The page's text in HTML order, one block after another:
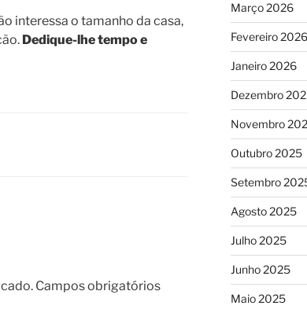
interessa o tamanho da casa,
Dedique-lhe tempo e
Campos obrigatórios
Março 2026
Fevereiro 2026
Janeiro 2026
Dezembro
Novembro
Outubro 2025
Setembro
Agosto 2025
Julho 2025
Junho 2025
Maio 2025